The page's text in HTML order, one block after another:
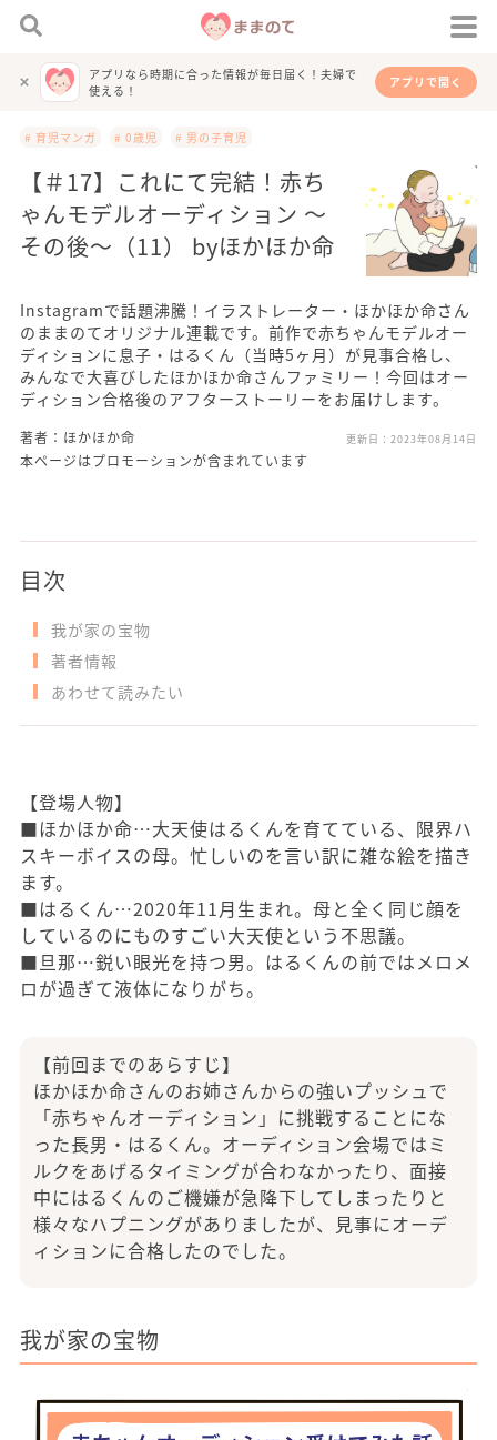
アプリなら時期に合った情報が毎日届く！夫婦で
使える！
アプリで開く
# 育児マンガ # 0歳児 # 男の子育児
【＃17】これにて完結！赤ち
ゃんモデルオーディション 〜
その後〜（11） byほかほか命
Instagramで話題沸騰！イラストレーター・ほかほか命さん
のままのてオリジナル連載です。前作で赤ちゃんモデルオー
ディションに息子・はるくん（当時5ヶ月）が見事合格し、
みんなで大喜びしたほかほか命さんファミリー！今回はオー
ディション合格後のアフターストーリーをお届けします。
著者：ほかほか命 更新日： 2023年08月14日
本ページはプロモーションが含まれています
目次
我が家の宝物
著者情報
あわせて読みたい
【登場人物】
■ほかほか命…大天使はるくんを育てている、限界ハ
スキーボイスの母。忙しいのを言い訳に雑な絵を描き
ます。
■はるくん…2020年11月生まれ。母と全く同じ顔を
しているのにものすごい大天使という不思議。
■旦那…鋭い眼光を持つ男。はるくんの前ではメロメ
ロが過ぎて液体になりがち。
【前回までのあらすじ】
ほかほか命さんのお姉さんからの強いプッシュで
「赤ちゃんオーディション」に挑戦することにな
った長男・はるくん。オーディション会場ではミ
ルクをあげるタイミングが合わなかったり、面接
中にはるくんのご機嫌が急降下してしまったりと
様々なハプニングがありましたが、見事にオーデ
ィションに合格したのでした。
我が家の宝物